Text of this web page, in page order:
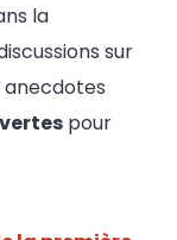
la
sur
anecdotes
pour